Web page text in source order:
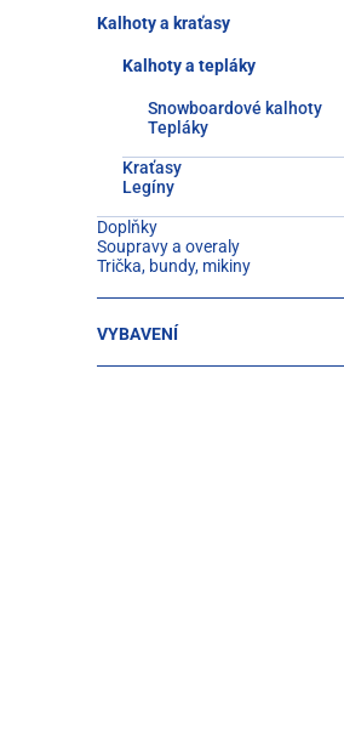
Kalhoty a kraťasy
Kalhoty a tepláky
Snowboardové kalhoty
Tepláky
Kraťasy
Legíny
Doplňky
Soupravy a overaly
Trička, bundy, mikiny
VYBAVENÍ